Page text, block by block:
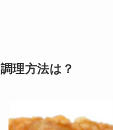
調理方法は？